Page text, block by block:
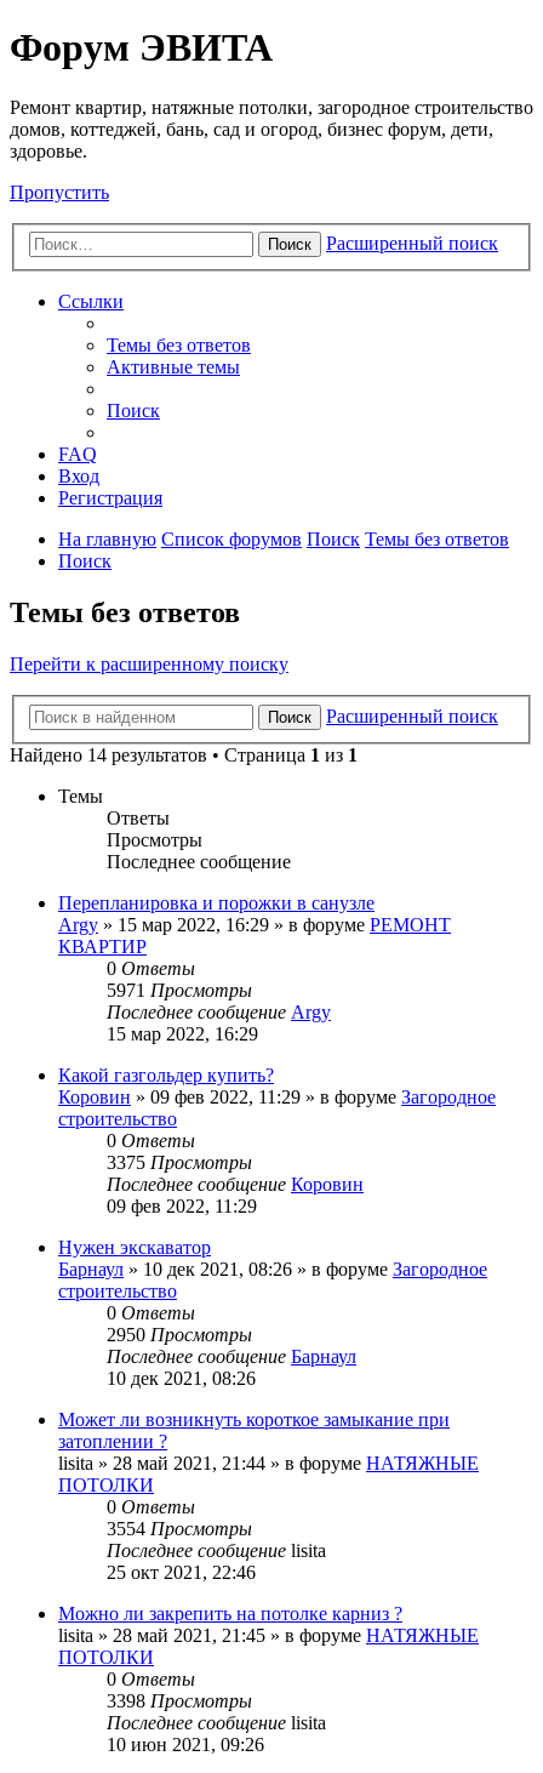
Регистрация
Форум ЭВИТА
Ремонт квартир, натяжные потолки, загородное строительство
домов, коттеджей, бань, сад и огород, бизнес форум, дети,
здоровье.
Пропустить
Поиск Расширенный поиск
Ссылки
Темы без ответов
Активные темы
Поиск
FAQ
Вход
Регистрация
На главную Список форумов Поиск Темы без ответов
Поиск
Темы без ответов
Перейти к расширенному поиску
Поиск
Расширенный поиск
Найдено 14 результатов • Страница 1 из 1
Темы
Ответы
Просмотры
Последнее сообщение
Перепланировка и порожки в санузле
Argy » 15 мар 2022, 16:29 » в форуме РЕМОНТ
КВАРТИР
0 Ответы
5971 Просмотры
Последнее сообщение Argy
15 мар 2022, 16:29
Какой газгольдер купить?
Коровин » 09 фев 2022, 11:29 » в форуме Загородное
строительство
0 Ответы
3375 Просмотры
Последнее сообщение Коровин
09 фев 2022, 11:29
Нужен экскаватор
Барнаул » 10 дек 2021, 08:26 » в форуме Загородное
строительство
0 Ответы
2950 Просмотры
Последнее сообщение Барнаул
10 дек 2021, 08:26
Может ли возникнуть короткое замыкание при
затоплении ?
lisita » 28 май 2021, 21:44 » в форуме НАТЯЖНЫЕ
ПОТОЛКИ
0 Ответы
3554 Просмотры
Последнее сообщение lisita
25 окт 2021, 22:46
Можно ли закрепить на потолке карниз ?
lisita » 28 май 2021, 21:45 » в форуме НАТЯЖНЫЕ
ПОТОЛКИ
0 Ответы
3398 Просмотры
Последнее сообщение lisita
10 июн 2021, 09:26